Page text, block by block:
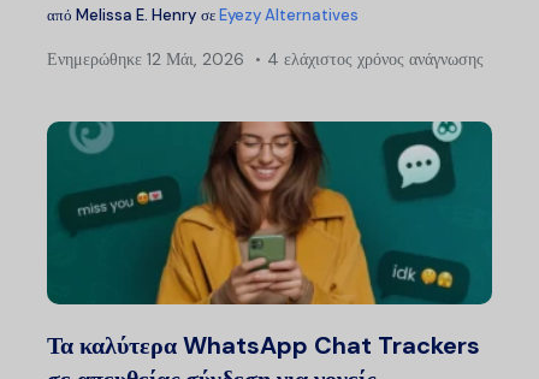
από Melissa E. Henry σεEyezy Alternatives
Ενημερώθηκε 12 Μάι, 2026 4 ελάχιστος χρόνος ανάγνωσης
Τα καλύτερα WhatsApp Chat Trackers